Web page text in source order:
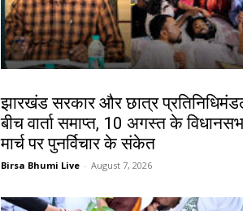
झारखंड सरकार और छात्र
बीच वार्ता समाप्त, 10 अगस्त के
मार्च पर पुनर्विचार के संकेत
Birsa Bhumi Live - August 7, 2026